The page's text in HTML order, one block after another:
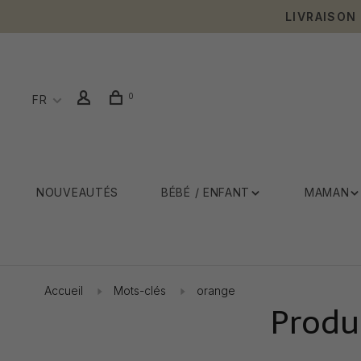
LIVRAISON
FR 0
NOUVEAUTÉS BÉBÉ / ENFANT MAMAN
Accueil Mots-clés orange